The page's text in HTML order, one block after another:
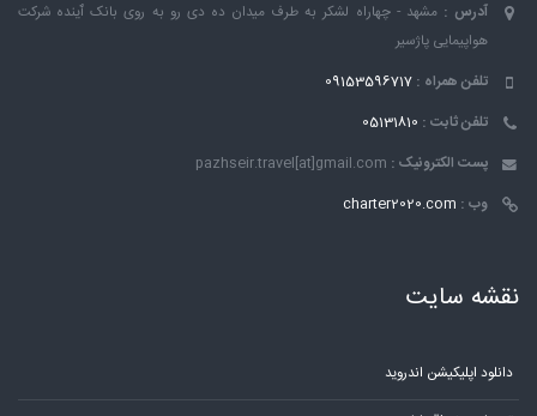
آدرس : مشهد - چهاراه لشکر به طرف میدان ده دی رو به روی بانک ٱینده شرکت
هواپیمایی پاژسیر
تلفن همراه : 09153596717
تلفن ثابت : 05131810
پست الکترونیک : pazhseir.travel[at]gmail.com
وب : charter2020.com
نقشه سایت
دانلود اپلیکیشن اندروید